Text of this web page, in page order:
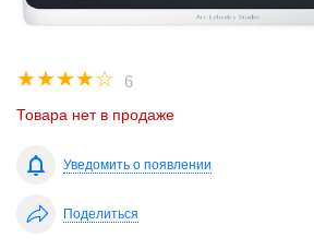
☆
☆
☆
☆
☆ 6
Товара нет в продаже
Уведомить о появлении
Поделиться